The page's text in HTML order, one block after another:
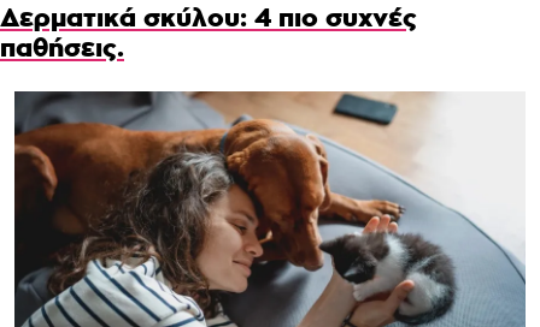
Δερματικά σκύλου: 4 πιο συχνές
παθήσεις.